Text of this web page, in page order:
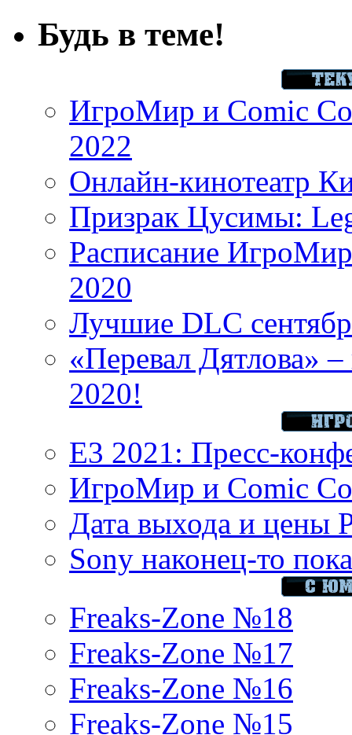
Будь в теме!
ИгроМир и Comic
2022
Онлайн-кинотеатр
Призрак Цусимы:
Расписание
2020
Лучшие DLC
«Перевал Дятлова»
2020!
E3 2021: Пресс-
ИгроМир и Comic
Дата выхода и цены
Sony наконец-то
Freaks-Zone №18
Freaks-Zone №17
Freaks-Zone №16
Freaks-Zone №15